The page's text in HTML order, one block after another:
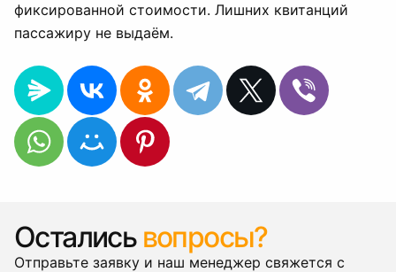
фиксированной стоимости. Лишних квитанций
пассажиру не выдаём.
Остались вопросы?
Отправьте заявку и наш менеджер свяжется с